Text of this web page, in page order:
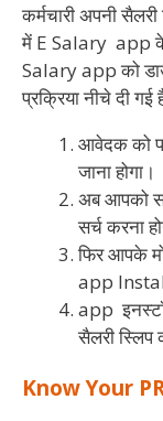
कर्मचारी अपनी
में E Salary app
Salary app को
प्रक्रिया नीचे दी गई
आवेदक को
जाना होगा।
अब आपको
सर्च करना
फिर आपके
app
app
सैलरी
Know Your